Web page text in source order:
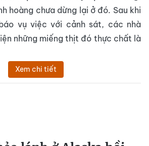
hoàng chưa dừng lại ở đó. Sau khi
vụ việc với cảnh sát, các nhà
những miếng thịt đó thực chất là
Xem chi tiết